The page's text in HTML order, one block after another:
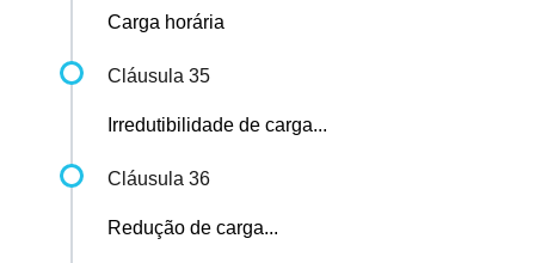
Carga horária
Cláusula 35
Irredutibilidade de carga...
Cláusula 36
Redução de carga...